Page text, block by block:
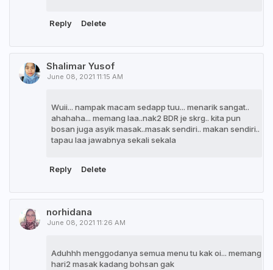
Reply Delete
Shalimar Yusof
June 08, 2021 11:15 AM
Wuii... nampak macam sedapp tuu... menarik sangat..
ahahaha... memang laa..nak2 BDR je skrg.. kita pun
bosan juga asyik masak..masak sendiri.. makan sendiri..
tapau laa jawabnya sekali sekala
Reply Delete
norhidana
June 08, 2021 11:26 AM
Aduhhh menggodanya semua menu tu kak oi... memang
hari2 masak kadang bohsan gak